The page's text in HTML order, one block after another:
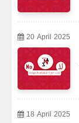
20 April 2025
18 April 2025